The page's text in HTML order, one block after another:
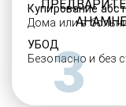
Купирование
Дома или в
УБОД
Безопасно и без
3